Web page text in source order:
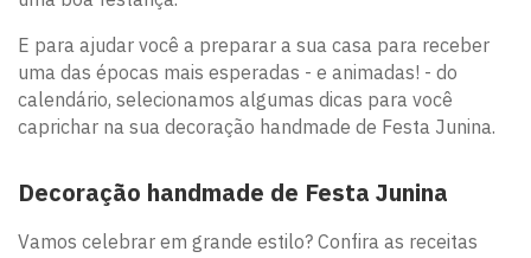
E para ajudar você a preparar a sua casa para receber
uma das épocas mais esperadas - e animadas! - do
calendário, selecionamos algumas dicas para você
caprichar na sua decoração handmade de Festa Junina.
Decoração handmade de Festa Junina
Vamos celebrar em grande estilo? Confira as receitas